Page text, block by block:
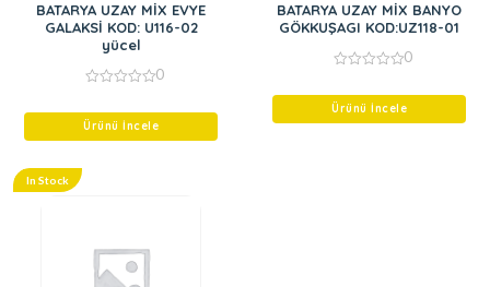
BATARYA UZAY MİX EVYE
GALAKSİ KOD: U116-02
yücel
of
0
Ürünü İncele
BATARYA UZAY MİX BANYO
GÖKKUŞAGI KOD:UZ118-01
of
0
Ürünü İncele
In Stock